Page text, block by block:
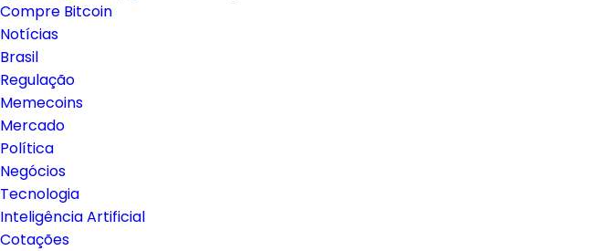
Compre Bitcoin
Notícias
Brasil
Regulação
Memecoins
Mercado
Política
Negócios
Tecnologia
Inteligência Artificial
Cotações